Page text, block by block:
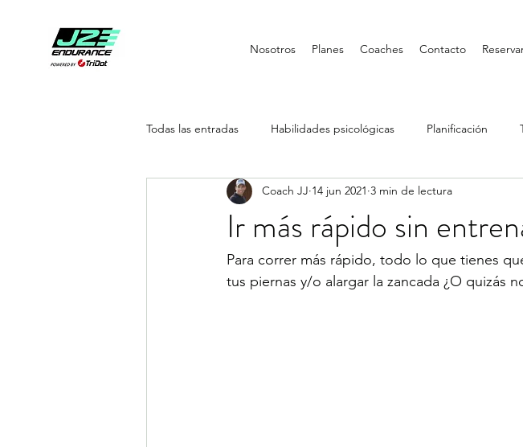
Nosotros Planes Coaches Contacto
Todas las entradas Habilidades psicológicas Planificación
Entrenamiento de fuerza Fisiología deportiva
Ir más rápido sin
Coach JJ 14 jun 2021 3 min de lectura
Para correr más rápido, todo lo que tienes
tus piernas y/o alargar la zancada ¿O quizás